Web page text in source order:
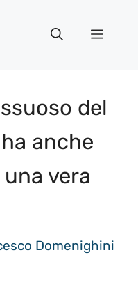
Menu
del
anche
vera
Domenighini